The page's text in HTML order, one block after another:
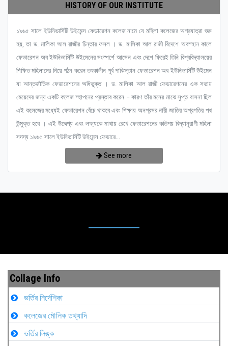
HISTORY OF OUR INSTITUTE
১৯৬৫ সালে ইউনিভার্সিটি উইমেন্স ফেডারেশন কলেজ নামে যে মহিলা কলেজের অগ্রযাত্রা শুরু
হয়, তা ড. মালিকা আল রাজীর চিন্তার ফসল । ড. মালিকা আল রাজী বিদেশে অবস্হান কালে
ফেডারেশন অব ইউনিভার্সিটি উইমেনের সংস্পর্শে আসেন এবং দেশে ফিরেই তিনি বিশ্ববিদ্যালয়ের
শিক্ষিত মহিলাদের নিয়ে গঠন করেন তৎকালীন পূর্ব পাকিস্তান ফেডারেশন অব ইউনিভার্সিটি উইমেন
যা আন্তর্জাতিক ফেডারেশনের অধিভুক্ত । ড. মালিকা আল রাজী ফেডারেশনের এক সভায়
মেয়েদের জন্য একটি কলেজ ষ্হাপনের প্রস্তাব করেন – কারণ তাঁর মনের মাঝে সুপ্ত বাসনা ছিল
এই কলেজের মধ্যেই ফেডারেশন বেঁচে থাকবে এবং শিক্ষায় অনগ্রসর নারী জাতির অগ্রগতির পথ
উন্মুক্ত হবে । এই উদ্দেশ্য এবং লক্ষ্যকে মাথায় রেখে ফেডারেশনের কতিপয় বিদ্যানুরাগী মহিলা
সদস্য ১৯৬৫ সালে ইউনিভার্সিটি উইমেন্স ফেডারে...
See more
Collage Info
ভর্তির নির্দেশিকা
কলেজের মৌলিক তথ্যাদি
ভর্তির লিঙ্ক